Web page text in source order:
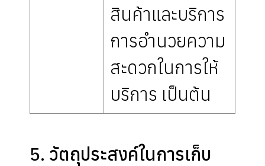
สินค้าและบริการ
การอำนวยความ
สะดวกในการให้
บริการ เป็นต้น
5. วัตถุประสงค์ในการเก็บ